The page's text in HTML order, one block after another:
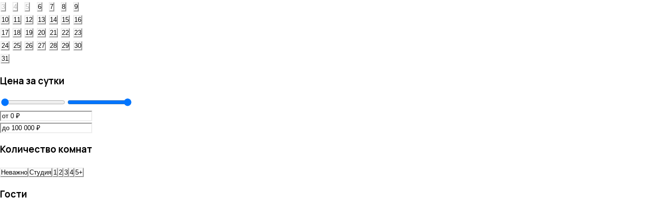
3
4 5 6 7 8
9
10
11 12 13 14 15
16
17
18 19 20 21 22
23
24
25 26 27 28 29
30
31
Цена за сутки
Количество комнат
Неважно Студия 1 2 3 4 5+
Гости